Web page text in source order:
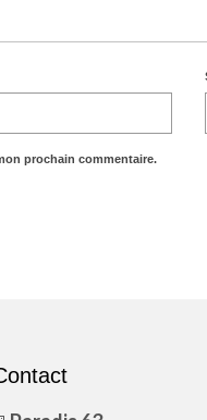
prochain commentaire.